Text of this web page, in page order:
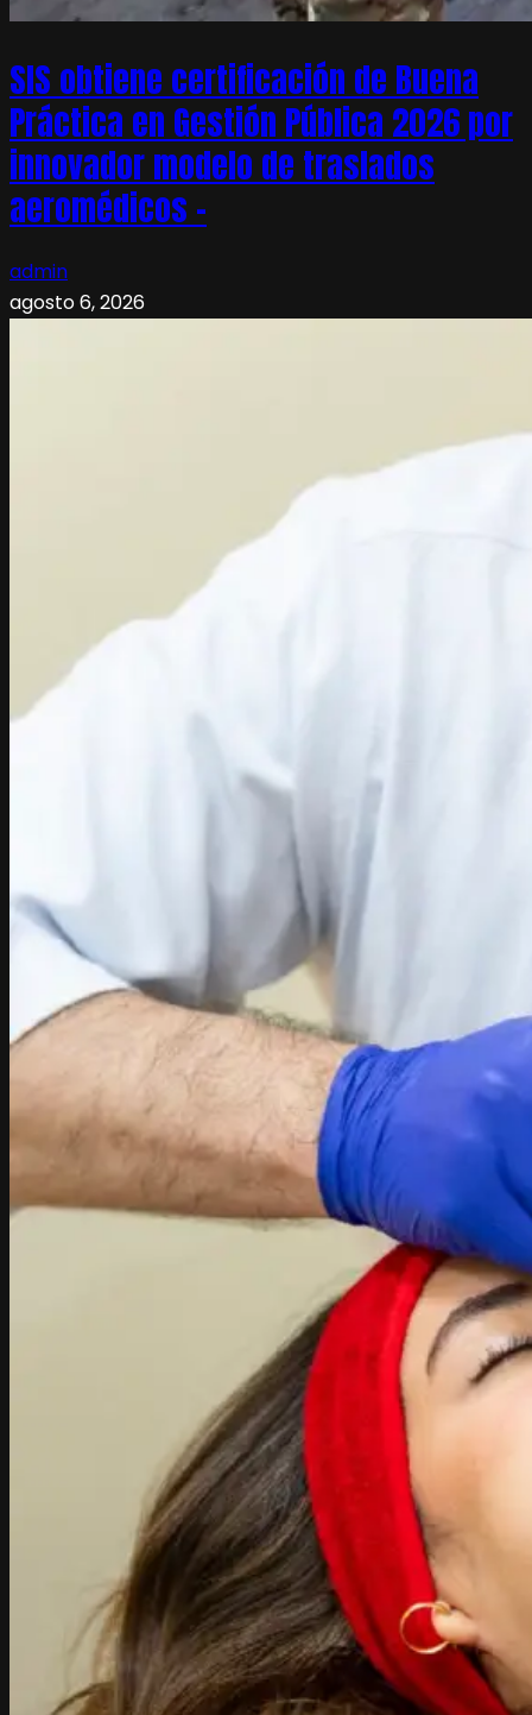
SIS obtiene certificación de Buena
Práctica en Gestión Pública 2026 por
innovador modelo de traslados
aeromédicos –
admin
agosto 6, 2026